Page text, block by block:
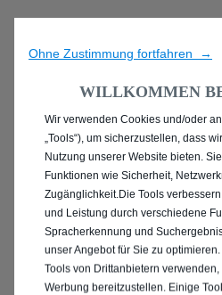
MIT
HYBRID
Ohne Zustimmung fortfahren →
WILLKOMMEN
Wir verwenden Cookies und/oder
„Tools“), um sicherzustellen, dass
Nutzung unserer Website bieten.
Funktionen wie Sicherheit,
Zugänglichkeit.Die Tools
und Leistung durch verschiedene
Spracherkennung und
unser Angebot für Sie zu
Tools von Drittanbietern
Werbung bereitzustellen. Einige